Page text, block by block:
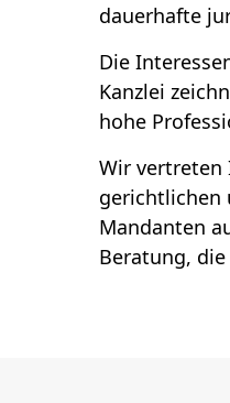
dauerhafte
Die
Kanzlei
hohe
Wir vertreten
gerichtlichen
Mandanten
Beratung,